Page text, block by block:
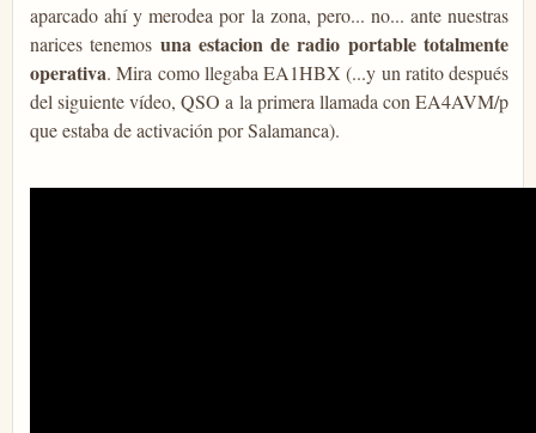
aparcado ahí y merodea por la zona, pero... no... ante nuestras
narices tenemos una estacion de radio portable totalmente
operativa. Mira como llegaba EA1HBX (...y un ratito después
del siguiente vídeo, QSO a la primera llamada con EA4AVM/p
que estaba de activación por Salamanca).